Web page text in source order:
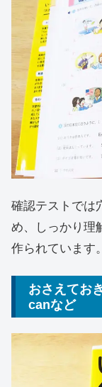
確認テストでは
め、しっかり理
作られています。
おさえてお
canなど